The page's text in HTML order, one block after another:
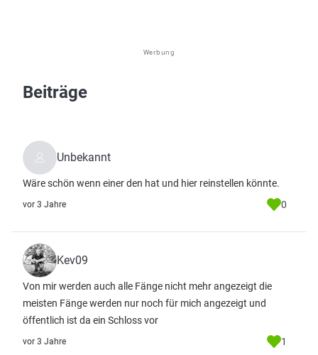
Werbung
Beiträge
Unbekannt
Wäre schön wenn einer den hat und hier reinstellen könnte.
vor 3 Jahre 0
Kev09
Von mir werden auch alle Fänge nicht mehr angezeigt die
meisten Fänge werden nur noch für mich angezeigt und
öffentlich ist da ein Schloss vor
vor 3 Jahre 1